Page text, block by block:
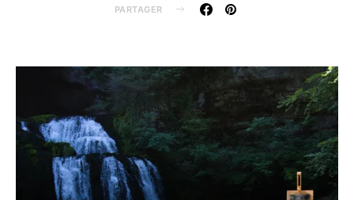
PARTAGER